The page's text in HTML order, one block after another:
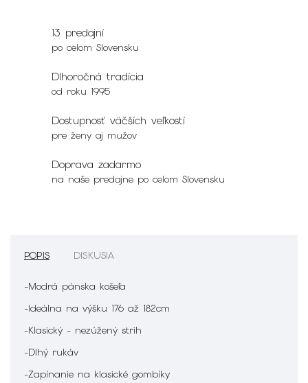
13 predajní
po celom Slovensku
Dlhoročná tradícia
od roku 1995
Dostupnosť väčších veľkostí
pre ženy aj mužov
Doprava zadarmo
na naše predajne po celom Slovensku
POPIS DISKUSIA
-Modrá pánska košeľa
-Ideálna na výšku 176 až 182cm
-Klasický - nezúžený strih
-Dlhý rukáv
-Zapínanie na klasické gombíky